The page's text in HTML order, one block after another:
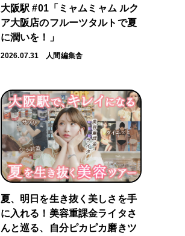
大阪駅 #01「ミャムミャム ルク
ア大阪店のフルーツタルトで夏
に潤いを！」
2026.07.31 人間編集舎
夏、明日を生き抜く美しさを手
に入れる！美容重課金ライタさ
んと巡る、自分ピカピカ磨きツ